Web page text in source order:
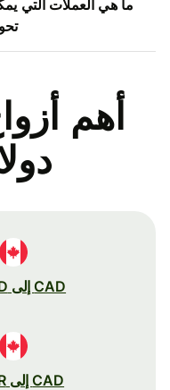
ما هي العملات التي
أهم
CAD إلى USD
CAD إلى EUR